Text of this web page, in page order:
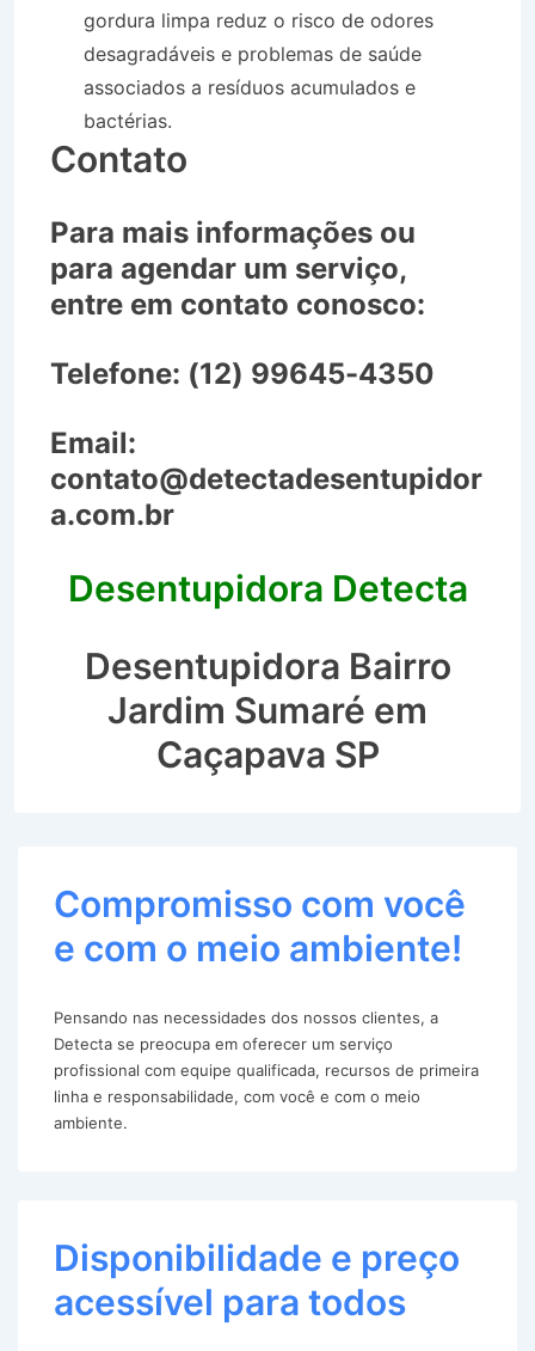
gordura limpa reduz o risco de odores
desagradáveis e problemas de saúde
associados a resíduos acumulados e
bactérias.
Contato
Para mais informações ou
para agendar um serviço,
entre em contato conosco:
Telefone: (12) 99645-4350
Email:
contato@detectadesentupidor
a.com.br
Desentupidora Detecta
Desentupidora Bairro
Jardim Sumaré em
Caçapava SP
Compromisso com você
e com o meio ambiente!
Pensando nas necessidades dos nossos clientes, a
Detecta se preocupa em oferecer um serviço
profissional com equipe qualificada, recursos de primeira
linha e responsabilidade, com você e com o meio
ambiente.
Disponibilidade e preço
acessível para todos